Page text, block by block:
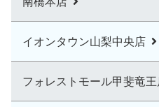
イオンタウン山梨中央店
フォレストモール甲斐竜